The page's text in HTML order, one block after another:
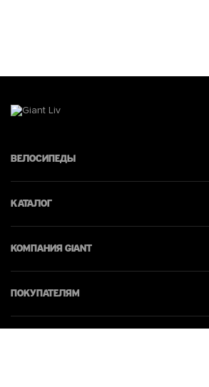
Велосипеды
Каталог
КОМПАНИЯ giant
Покупателям